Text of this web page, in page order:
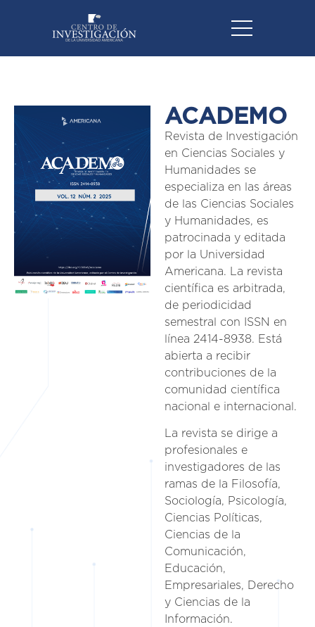
ACADEMO
Revista de Investigación
en Ciencias Sociales y
Humanidades se
especializa en las áreas
de las Ciencias Sociales
y Humanidades, es
patrocinada y editada
por la Universidad
Americana. La revista
científica es arbitrada,
de periodicidad
semestral con ISSN en
línea 2414-8938. Está
abierta a recibir
contribuciones de la
comunidad científica
nacional e internacional.
La revista se dirige a
profesionales e
investigadores de las
ramas de la Filosofía,
Sociología, Psicología,
Ciencias Políticas,
Ciencias de la
Comunicación,
Educación,
Empresariales, Derecho
y Ciencias de la
Información.